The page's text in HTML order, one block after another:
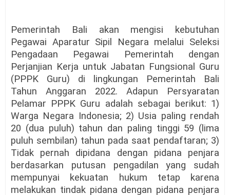
Pemerintah Bali akan mengisi kebutuhan
Pegawai Aparatur Sipil Negara melalui Seleksi
Pengadaan Pegawai Pemerintah dengan
Perjanjian Kerja untuk Jabatan Fungsional Guru
(PPPK Guru) di lingkungan Pemerintah Bali
Tahun Anggaran 2022. Adapun Persyaratan
Pelamar PPPK Guru adalah sebagai berikut: 1)
Warga Negara Indonesia; 2) Usia paling rendah
20 (dua puluh) tahun dan paling tinggi 59 (lima
puluh sembilan) tahun pada saat pendaftaran; 3)
Tidak pernah dipidana dengan pidana penjara
berdasarkan putusan pengadilan yang sudah
mempunyai kekuatan hukum tetap karena
melakukan tindak pidana dengan pidana penjara